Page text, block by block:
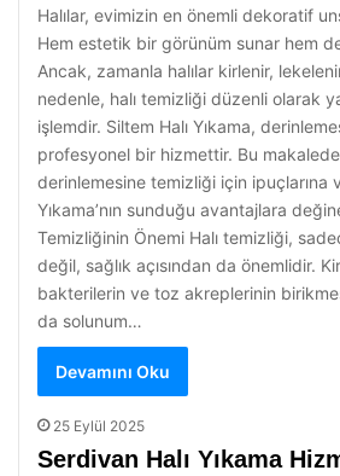
Halılar, evimizin en önemli dekoratif
Hem estetik bir görünüm sunar hem
Ancak, zamanla halılar kirlenir,
nedenle, halı temizliği düzenli olarak
işlemdir. Siltem Halı Yıkama,
profesyonel bir hizmettir. Bu makalede,
derinlemesine temizliği için ipuçlarına
Yıkama’nın sunduğu avantajlara
Temizliğinin Önemi Halı temizliği,
değil, sağlık açısından da önemlidir.
bakterilerin ve toz akreplerinin
da solunum…
Devamını Oku
25 Eylül 2025
Serdivan Halı Yıkama